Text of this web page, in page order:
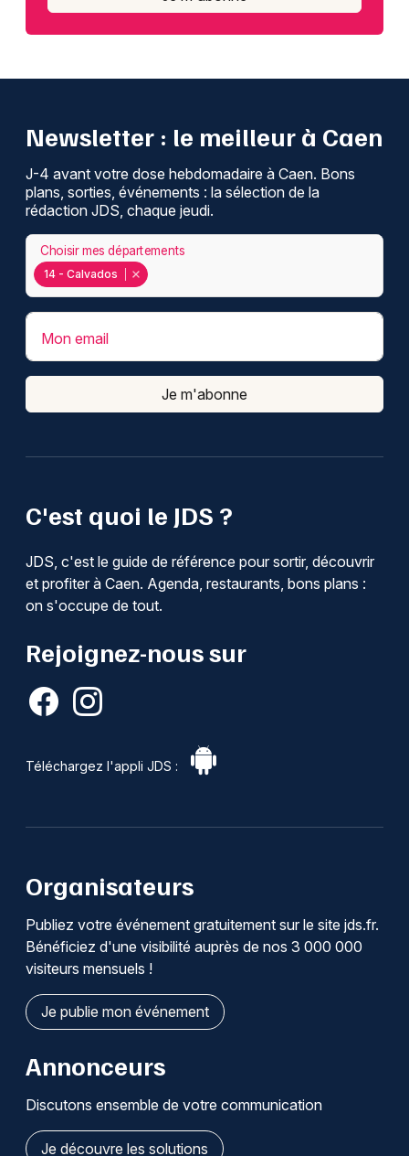
C'est quoi le JDS ?
JDS, c'est le guide de référence pour sortir, découvrir
et profiter à Caen. Agenda, restaurants, bons plans :
on s'occupe de tout.
Rejoignez-nous sur
Téléchargez l'appli JDS :
Newsletter : le meilleur à Caen
J-4 avant votre dose hebdomadaire à Caen. Bons
plans, sorties, événements : la sélection de la
rédaction JDS, chaque jeudi.
14 - Calvados
Choisir mes départements
Mon email
Je m'abonne
Organisateurs
Publiez votre événement gratuitement sur le site jds.fr.
Bénéficiez d'une visibilité auprès de nos 3 000 000
visiteurs mensuels !
Je publie mon événement
Annonceurs
Discutons ensemble de votre communication
Je découvre les solutions